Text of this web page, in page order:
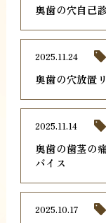
奥歯の穴自己
奥歯の穴放置
2025.11.24
奥歯の歯茎の
バイス
2025.11.14
2025.10.17